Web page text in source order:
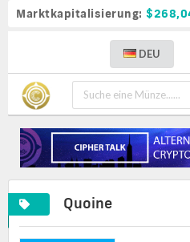
Marktkapitalisierung:
DEU
Quoine